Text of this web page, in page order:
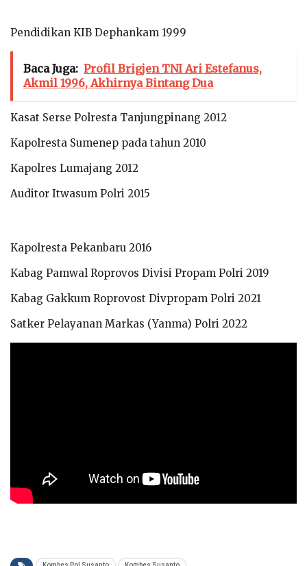
Pendidikan KIB Dephankam 1999
Baca Juga: Profil Brigjen TNI Ari Estefanus,
Akmil 1996, Akhirnya Bintang Dua
Kasat Serse Polresta Tanjungpinang 2012
Kapolresta Sumenep pada tahun 2010
Kapolres Lumajang 2012
Auditor Itwasum Polri 2015
Kapolresta Pekanbaru 2016
Kabag Pamwal Roprovos Divisi Propam Polri 2019
Kabag Gakkum Roprovost Divpropam Polri 2021
Satker Pelayanan Markas (Yanma) Polri 2022